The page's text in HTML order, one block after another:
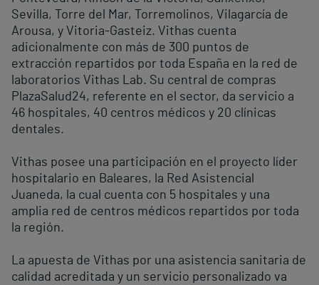
Sevilla, Torre del Mar, Torremolinos, Vilagarcía de
Arousa, y Vitoria-Gasteiz. Vithas cuenta
adicionalmente con más de 300 puntos de
extracción repartidos por toda España en la red de
laboratorios Vithas Lab. Su central de compras
PlazaSalud24, referente en el sector, da servicio a
46 hospitales, 40 centros médicos y 20 clínicas
dentales.
Vithas posee una participación en el proyecto líder
hospitalario en Baleares, la Red Asistencial
Juaneda, la cual cuenta con 5 hospitales y una
amplia red de centros médicos repartidos por toda
la región.
La apuesta de Vithas por una asistencia sanitaria de
calidad acreditada y un servicio personalizado va